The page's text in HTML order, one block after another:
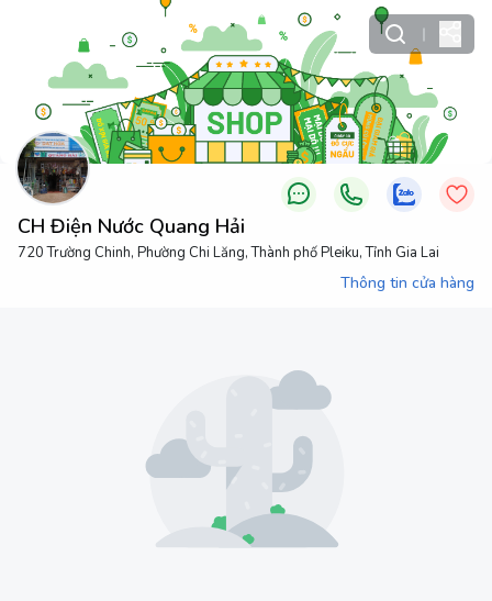
CH Điện Nước Quang Hải
Thông tin cửa hàng
720 Trường Chinh, Phường Chi Lăng, Thành phố Pleiku, Tỉnh Gia Lai